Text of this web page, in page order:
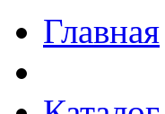
Главная